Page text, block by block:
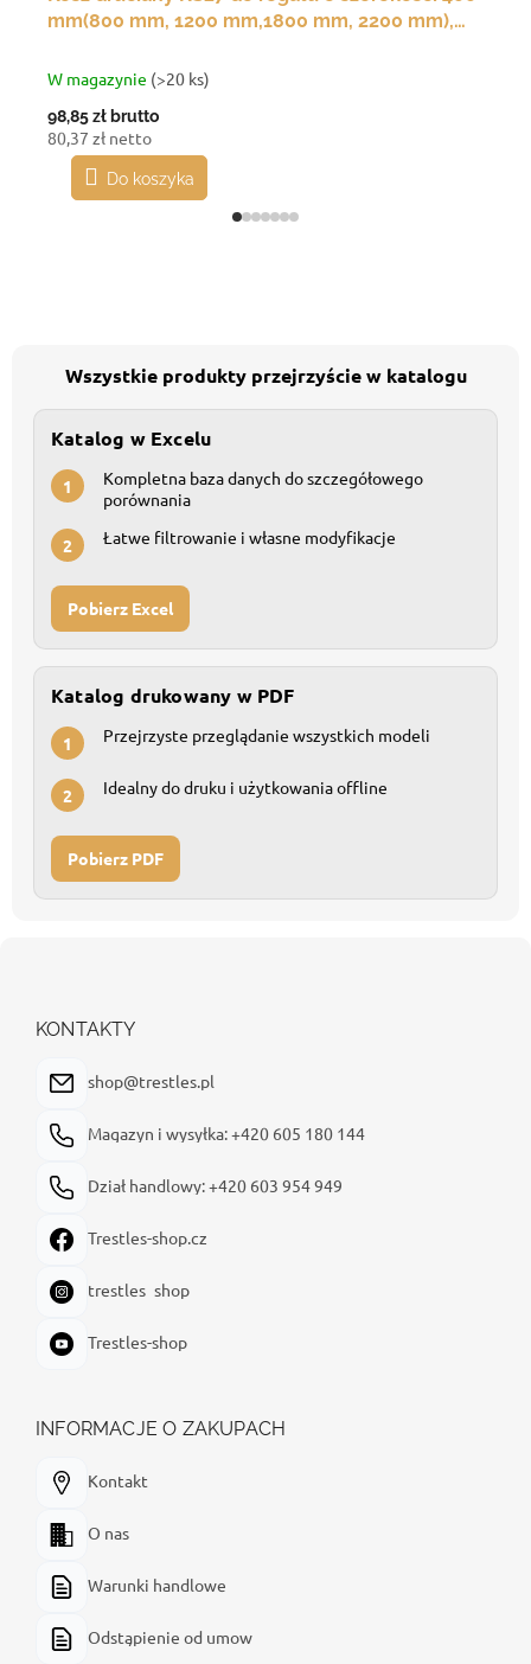
mm(800 mm, 1200 mm,1800 mm, 2200 mm),
W magazynie (>20 ks)
98,85 zł brutto
80,37 zł netto
Do koszyka
Wszystkie produkty przejrzyście w katalogu
Katalog w Excelu
1
Kompletna baza danych do szczegółowego
porównania
2 Łatwe filtrowanie i własne modyfikacje
Pobierz Excel
Katalog drukowany w PDF
1 Przejrzyste przeglądanie wszystkich modeli
2 Idealny do druku i użytkowania offline
Pobierz PDF
KONTAKTY
shop@trestles.pl
Magazyn i wysyłka: +420 605 180 144
Dział handlowy: +420 603 954 949
Trestles-shop.cz
trestles_shop
Trestles-shop
INFORMACJE O ZAKUPACH
Kontakt
O nas
Warunki handlowe
Odstąpienie od umow